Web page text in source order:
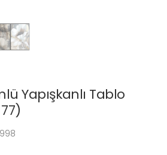
Yapışkanlı Tablo